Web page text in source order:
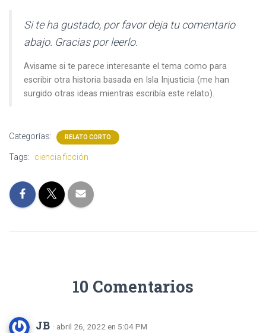
Si te ha gustado, por favor deja tu comentario
abajo. Gracias por leerlo.
Avisame si te parece interesante el tema como para
escribir otra historia basada en Isla Injusticia (me han
surgido otras ideas mientras escribía este relato).
Categorías: RELATO CORTO
Tags: ciencia ficción
10 Comentarios
JB · abril 26, 2022 en 5:04 PM